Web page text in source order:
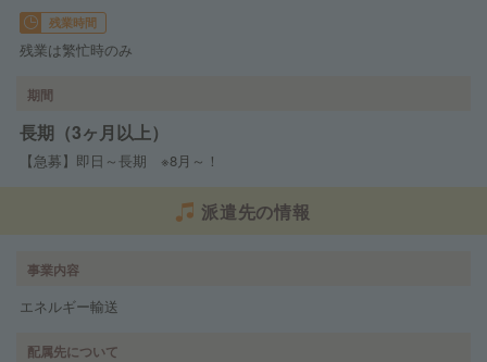
残業時間
残業は繁忙時のみ
期間
長期（3ヶ月以上）
【急募】即日～長期 ※8月～！
派遣先の情報
事業内容
エネルギー輸送
配属先について